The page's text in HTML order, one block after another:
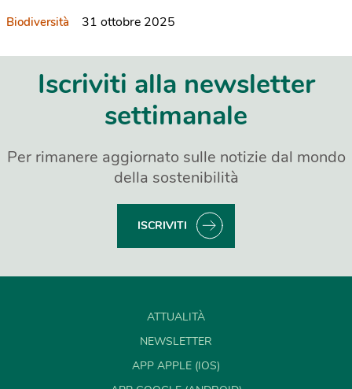
Biodiversità 31 ottobre 2025
Iscriviti alla newsletter
settimanale
Per rimanere aggiornato sulle notizie dal mondo
della sostenibilità
ISCRIVITI
ATTUALITÀ
NEWSLETTER
APP APPLE (IOS)